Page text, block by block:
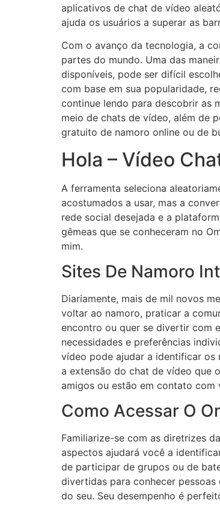
aplicativos de chat de vídeo
ajuda os usuários a superar as
Com o avanço da tecnologia, a
partes do mundo. Uma das
disponíveis, pode ser difícil
com base em sua popularidade,
continue lendo para descobrir as
meio de chats de vídeo, além de
gratuito de namoro online ou de
Hola – Vídeo
A ferramenta seleciona
acostumados a usar, mas a
rede social desejada e a
gêmeas que se conheceram no
mim.
Sites De Namoro
Diariamente, mais de mil novos
voltar ao namoro, praticar a
encontro ou quer se divertir com
necessidades e preferências
vídeo pode ajudar a identificar os
a extensão do chat de vídeo que
amigos ou estão em contato com
Como Acessar O
Familiarize-se com as diretrizes
aspectos ajudará você a
de participar de grupos ou de
divertidas para conhecer
do seu. Seu desempenho é